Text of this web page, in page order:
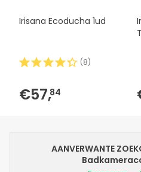
Irisana Ecoducha 1ud
(8)
€57,84
AANVERWANTE